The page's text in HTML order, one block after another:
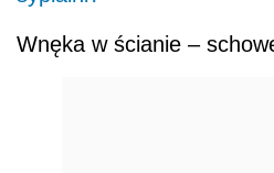
Wnęka w ścianie –